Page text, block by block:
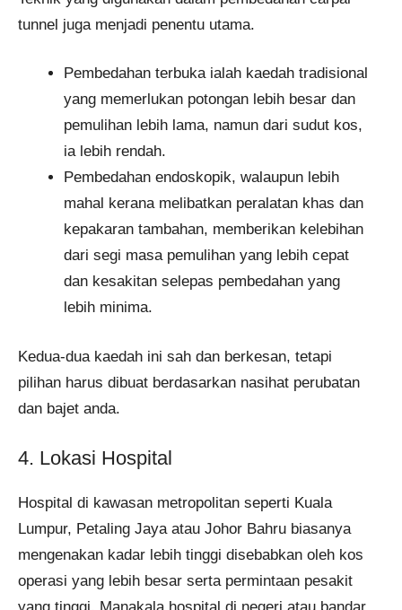
tunnel juga menjadi penentu utama.
Pembedahan terbuka ialah kaedah tradisional
yang memerlukan potongan lebih besar dan
pemulihan lebih lama, namun dari sudut kos,
ia lebih rendah.
Pembedahan endoskopik, walaupun lebih
mahal kerana melibatkan peralatan khas dan
kepakaran tambahan, memberikan kelebihan
dari segi masa pemulihan yang lebih cepat
dan kesakitan selepas pembedahan yang
lebih minima.
Kedua-dua kaedah ini sah dan berkesan, tetapi
pilihan harus dibuat berdasarkan nasihat perubatan
dan bajet anda.
4. Lokasi Hospital
Hospital di kawasan metropolitan seperti Kuala
Lumpur, Petaling Jaya atau Johor Bahru biasanya
mengenakan kadar lebih tinggi disebabkan oleh kos
operasi yang lebih besar serta permintaan pesakit